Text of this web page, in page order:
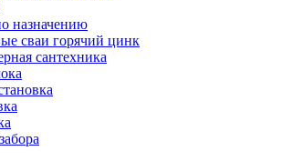
назначению
сваи горячий цинк
сантехника